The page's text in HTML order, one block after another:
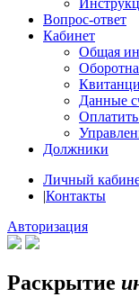
Вопрос-ответ
Кабинет
Общая
Данные
Оплатить
Должники
Личный
|Контакты
Авторизация
Раскрытие